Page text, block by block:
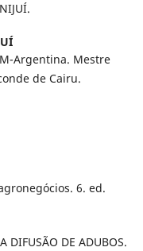
Argentina. Mestre
de Cairu.
6. ed.
DIFUSÃO DE ADUBOS.